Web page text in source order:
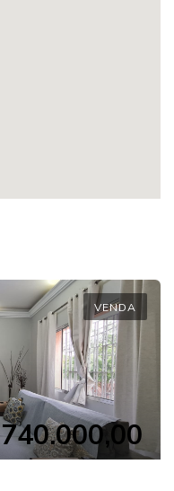
VENDA